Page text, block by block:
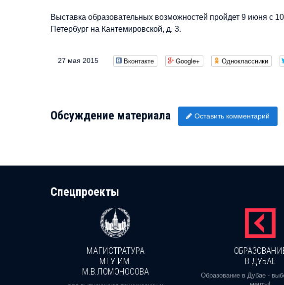
Выставка образовательных возможностей пройдет 9 июня
Петербург на Кантемировской, д. 3.
27 мая 2015 Вконтакте Google+ Одноклассники
Обсуждение материала Оставить комментарий
Cпецпроекты
МАГИСТРАТУРА
МГУ ИМ.
М.В.ЛОМОНОСОВА
В ДУБАЕ
Образование в Дубае -